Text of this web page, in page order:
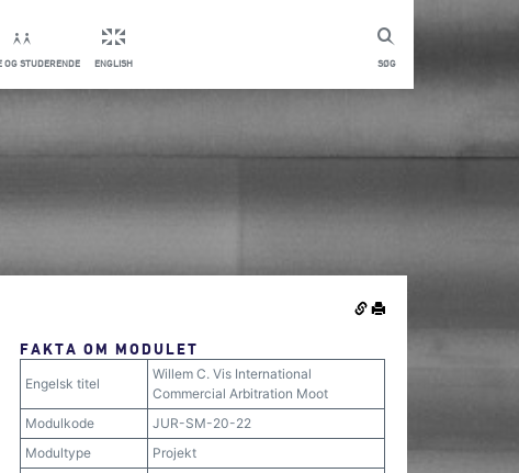
SØG
OG STUDERENDE ENGLISH
FAKTA OM MODULET
Engelsk titel
Willem C. Vis International
Commercial Arbitration Moot
Modulkode
JUR-SM-20-22
Modultype
Projekt